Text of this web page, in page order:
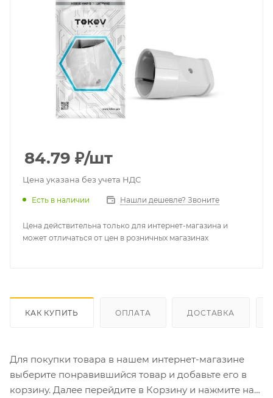
84.79 ₽/шт
Цена указана без учета НДС
Есть в наличии Нашли дешевле? Звоните
Цена действительна только для интернет-магазина и
может отличаться от цен в розничных магазинах
КАК КУПИТЬ ОПЛАТА ДОСТАВКА
Для покупки товара в нашем интернет-магазине
выберите понравившийся товар и добавьте его в
корзину. Далее перейдите в Корзину и нажмите на